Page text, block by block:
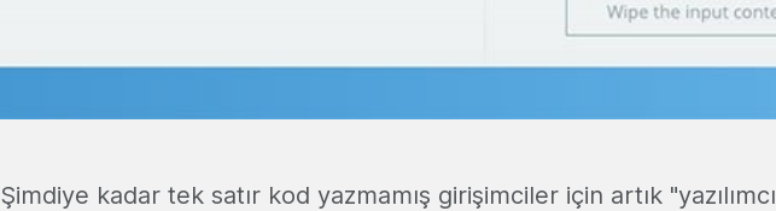
Şimdiye kadar tek satır kod yazmamış girişimciler için artık "yazılımcı